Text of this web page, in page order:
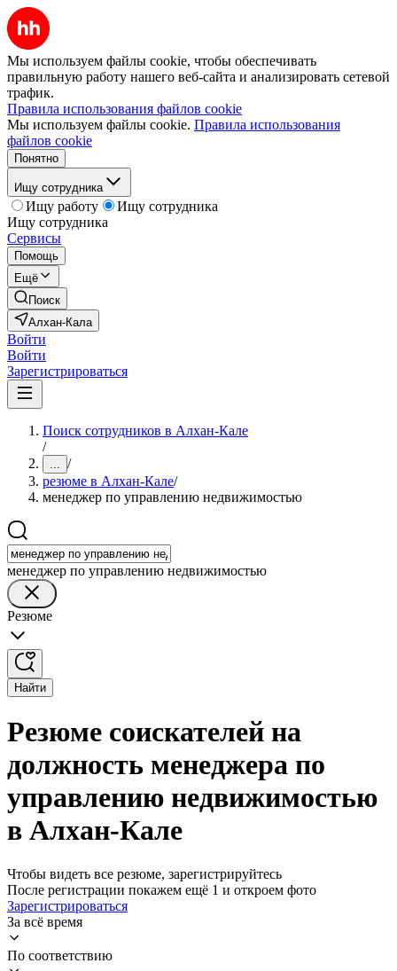
Мы используем файлы cookie, чтобы обеспечивать
правильную работу нашего веб-сайта и анализировать сетевой
трафик.
Правила использования файлов cookie
Мы используем файлы cookie. Правила использования
файлов cookie
Понятно
Ищу сотрудника
Ищу работу
Ищу сотрудника
Ищу сотрудника
Сервисы
Помощь
Ещё
Поиск
Алхан-Кала
Войти
Войти
Зарегистрироваться
Поиск сотрудников в Алхан-Кале
/
... /
резюме в Алхан-Кале/
менеджер по управлению недвижимостью
менеджер по управлению недвижимостью
Резюме
Найти
Резюме соискателей на
должность менеджера по
управлению недвижимостью
в Алхан-Кале
Чтобы видеть все резюме, зарегистрируйтесь
После регистрации покажем ещё 1 и откроем фото
Зарегистрироваться
За всё время
По соответствию